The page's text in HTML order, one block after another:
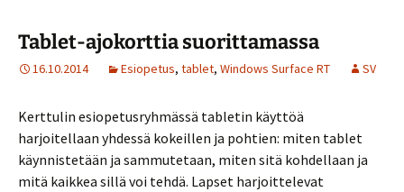
Tablet-ajokorttia suorittamassa
16.10.2014 Esiopetus, tablet, Windows Surface RT SV
Kerttulin esiopetusryhmässä tabletin käyttöä
harjoitellaan yhdessä kokeillen ja pohtien: miten tablet
käynnistetään ja sammutetaan, miten sitä kohdellaan ja
mitä kaikkea sillä voi tehdä. Lapset harjoittelevat